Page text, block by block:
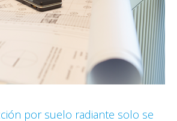
por suelo radiante solo se